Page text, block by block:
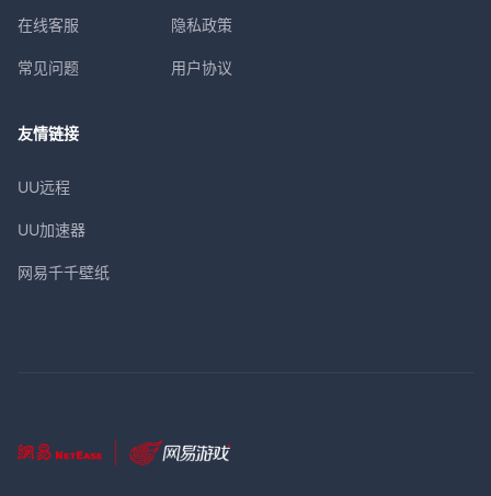
在线客服
常见问题
隐私政策
用户协议
友情链接
UU远程
UU加速器
网易千千壁纸